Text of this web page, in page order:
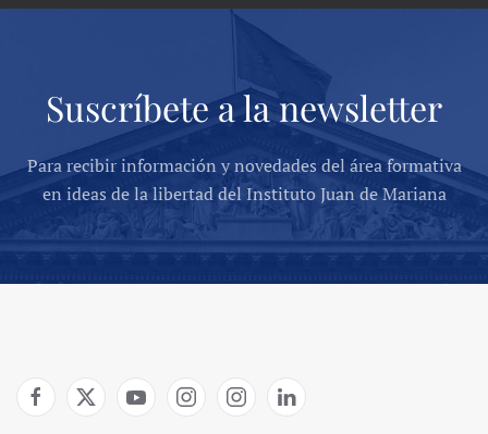
Suscríbete a la newsletter
Para recibir información y novedades del área formativa
en ideas de la libertad del Instituto Juan de Mariana